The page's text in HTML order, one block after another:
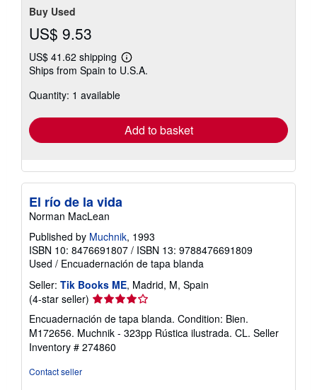
Buy Used
US$ 9.53
US$ 41.62 shipping
Learn
more
Ships from Spain to U.S.A.
Quantity: 1 available
Add to basket
El río de la vida
Norman MacLean
Published by Muchnik, 1993
ISBN 10: 8476691807 / ISBN 13: 9788476691809
Used / Encuadernación de tapa blanda
Seller: Tik Books ME, Madrid, M, Spain
(4-star seller) Seller
rating
4
out
of
Encuadernación de tapa blanda. Condition: Bien.
M172656. Muchnik - 323pp Rústica ilustrada. CL. Seller
Inventory # 274860
Contact seller